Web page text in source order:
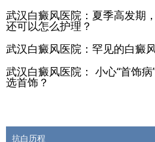
武汉白癜风医院：夏季高发期
还可以怎么护理？
武汉白癜风医院：罕见的白癜
武汉白癜风医院： 小心“首饰
选首饰？
抗白历程